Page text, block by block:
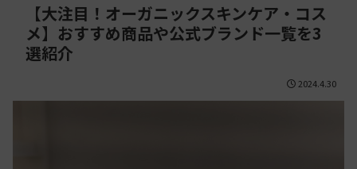
【大注目！オーガニックスキンケア・コス
メ】おすすめ商品や公式ブランド一覧を3
選紹介
2024.4.30